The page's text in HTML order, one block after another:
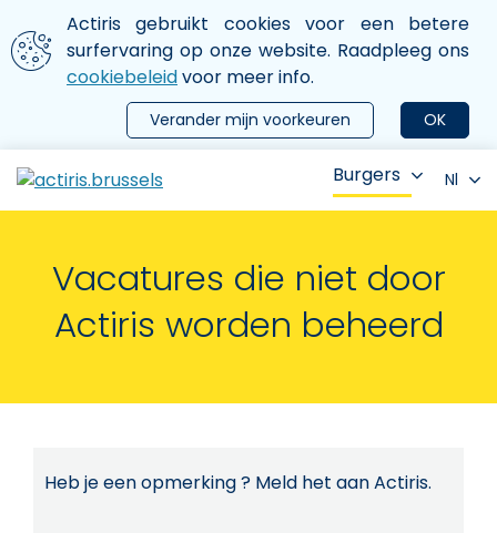
Aller au contenu principal
We gebruiken cookies
Actiris gebruikt cookies voor een betere
surfervaring op onze website. Raadpleeg ons
cookiebeleidvoor meer info.
OK
Verander mijn voorkeuren
le menu
Burgers Nl
Vacatures die niet door
Actiris worden beheerd
Heb je een opmerking ? Meld het aan Actiris.